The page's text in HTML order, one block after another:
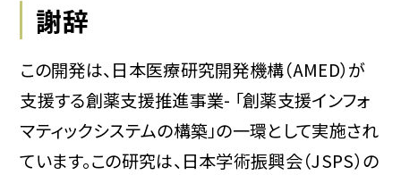
謝辞
この開発は、日本医療研究開発機構（AMED）が
支援する創薬支援推進事業- 「創薬支援インフォ
マティックシステムの構築」の一環として実施され
ています。この研究は、日本学術振興会（JSPS）の